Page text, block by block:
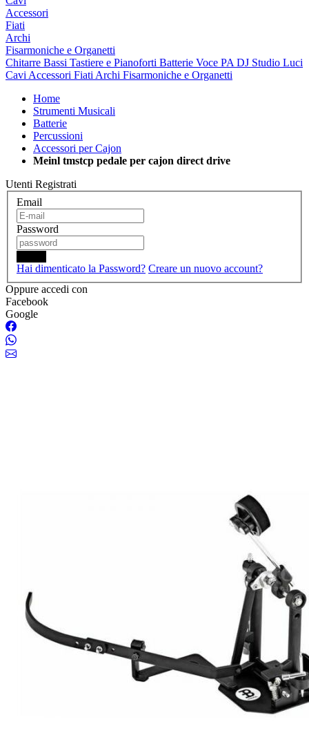
Accessori
Fiati
Archi
Fisarmoniche e Organetti
Chitarre Bassi Tastiere e Pianoforti Batterie Voce PA DJ Studio Luci
Cavi Accessori Fiati Archi Fisarmoniche e Organetti
Home
Strumenti Musicali
Batterie
Percussioni
Accessori per Cajon
Meinl tmstcp pedale per cajon direct drive
Utenti Registrati
Email
Password
Hai dimenticato la Password? Creare un nuovo account?
Oppure accedi con
Facebook
Google